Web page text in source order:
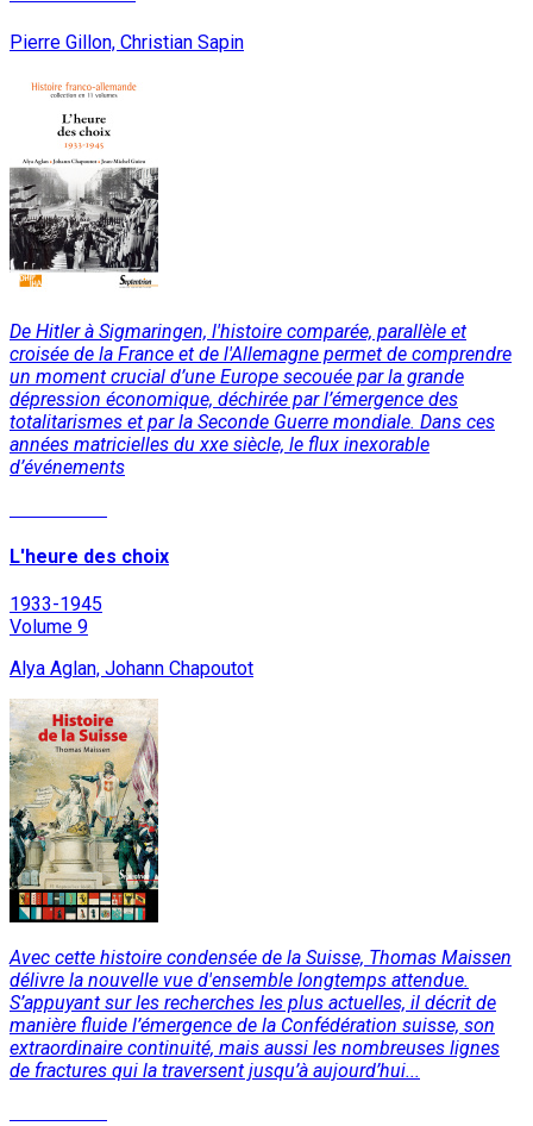
Pierre Gillon, Christian Sapin
De Hitler à Sigmaringen, l'histoire comparée, parallèle et
croisée de la France et de l'Allemagne permet de comprendre
un moment crucial d’une Europe secouée par la grande
dépression économique, déchirée par l’émergence des
totalitarismes et par la Seconde Guerre mondiale. Dans ces
années matricielles du xxe siècle, le flux inexorable
d’événements
L'heure des choix
1933-1945
Volume 9
Alya Aglan, Johann Chapoutot
Avec cette histoire condensée de la Suisse, Thomas Maissen
délivre la nouvelle vue d'ensemble longtemps attendue.
S’appuyant sur les recherches les plus actuelles, il décrit de
manière fluide l’émergence de la Confédération suisse, son
extraordinaire continuité, mais aussi les nombreuses lignes
de fractures qui la traversent jusqu’à aujourd’hui...